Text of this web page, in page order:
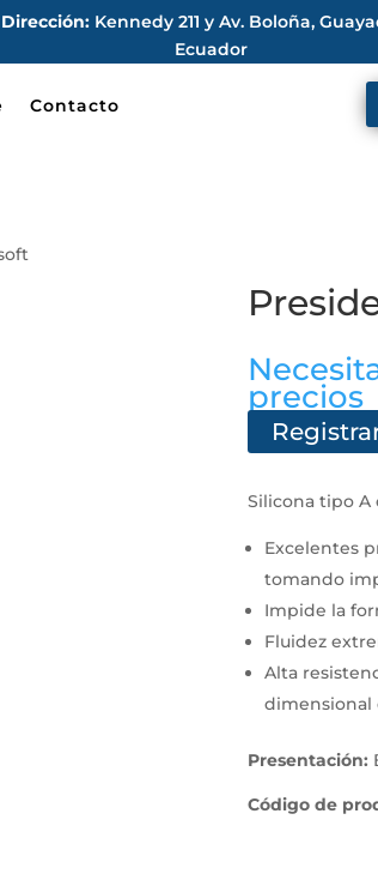
Dirección:Kennedy 211 y Av. Boloña,
Ecuador
Contacto
precios
Silicona tipo A
Excelentes
tomando
Impide la
Fluidez
Alta
dimensional
Presentación:
Código de